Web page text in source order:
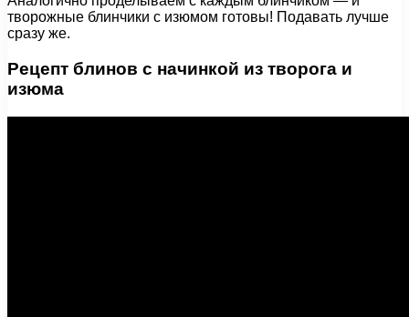
творожные блинчики с изюмом готовы! Подавать лучше
сразу же.
Рецепт блинов с начинкой из творога и
изюма